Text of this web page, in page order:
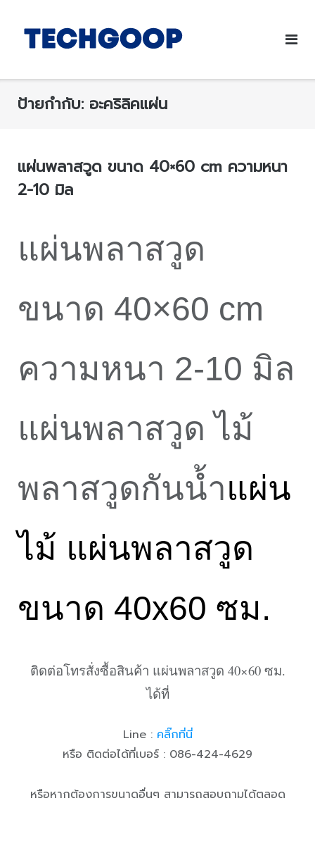
ป้ายกำกับ: อะคริลิคแผ่น
แผ่นพลาสวูด ขนาด 40×60 cm ความหนา
2-10 มิล
แผ่นพลาสวูด
ขนาด 40×60 cm
ความหนา 2-10 มิล
แผ่นพลาสวูด ไม้
พลาสวูดกันน้ำแผ่น
ไม้ แผ่นพลาสวูด
ขนาด 40x60 ซม.
ติดต่อโทรสั่งซื้อสินค้า แผ่นพลาสวูด 40×60 ซม.
ได้ที่
Line : คลิ๊กที่นี่
หรือ ติดต่อได้ที่เบอร์ : 086-424-4629
หรือหากต้องการขนาดอื่นๆ สามารถสอบถามได้ตลอด